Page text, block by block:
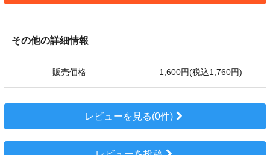
その他の詳細情報
販売価格 1,600円(税込1,760円)
レビューを見る(0件)